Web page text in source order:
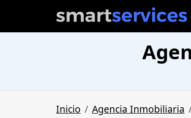
Inicio Agencia Inmobiliaria